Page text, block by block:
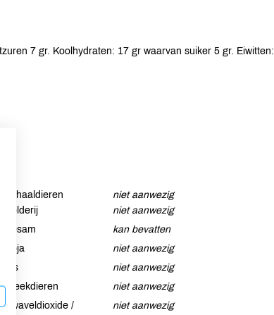
7 gr. Koolhydraten: 17 gr waarvan suiker 5 gr. Eiwitten:
Schaaldieren
niet aanwezig
Selderij
niet aanwezig
Sesam
kan bevatten
Soja
niet aanwezig
Vis
niet aanwezig
Weekdieren
niet aanwezig
Zwaveldioxide /
niet aanwezig